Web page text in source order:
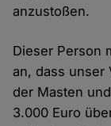
anzustoßen.
Dieser Person
an, dass unser
der Masten
3.000 Euro